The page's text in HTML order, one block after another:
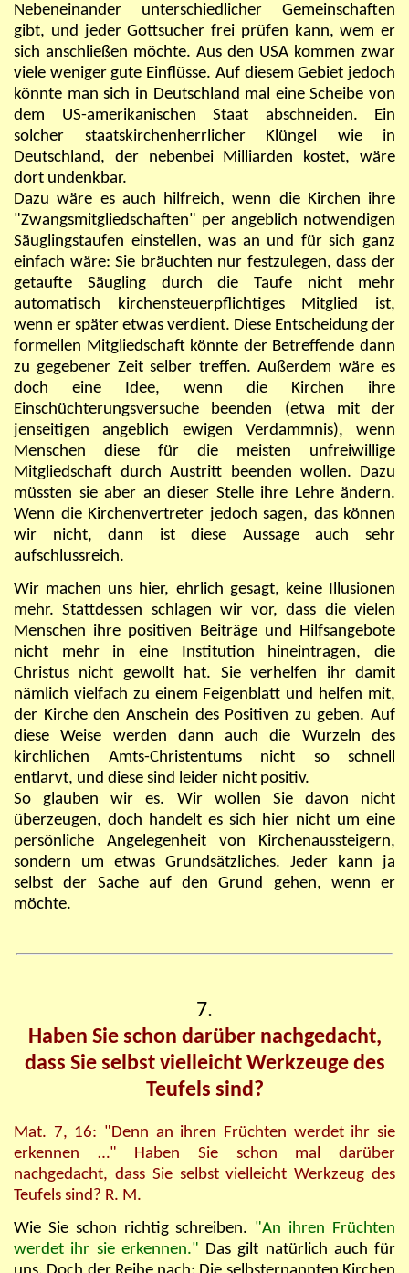
Nebeneinander unterschiedlicher Gemeinschaften
gibt, und jeder Gottsucher frei prüfen kann, wem er
sich anschließen möchte. Aus den USA kommen zwar
viele weniger gute Einflüsse. Auf diesem Gebiet jedoch
könnte man sich in Deutschland mal eine Scheibe von
dem US-amerikanischen Staat abschneiden. Ein
solcher staatskirchenherrlicher Klüngel wie in
Deutschland, der nebenbei Milliarden kostet, wäre
dort undenkbar.
Dazu wäre es auch hilfreich, wenn die Kirchen ihre
"Zwangsmitgliedschaften" per angeblich notwendigen
Säuglingstaufen einstellen, was an und für sich ganz
einfach wäre: Sie bräuchten nur festzulegen, dass der
getaufte Säugling durch die Taufe nicht mehr
automatisch kirchensteuerpflichtiges Mitglied ist,
wenn er später etwas verdient. Diese Entscheidung der
formellen Mitgliedschaft könnte der Betreffende dann
zu gegebener Zeit selber treffen. Außerdem wäre es
doch eine Idee, wenn die Kirchen ihre
Einschüchterungsversuche beenden (etwa mit der
jenseitigen angeblich ewigen Verdammnis), wenn
Menschen diese für die meisten unfreiwillige
Mitgliedschaft durch Austritt beenden wollen. Dazu
müssten sie aber an dieser Stelle ihre Lehre ändern.
Wenn die Kirchenvertreter jedoch sagen, das können
wir nicht, dann ist diese Aussage auch sehr
aufschlussreich.
Wir machen uns hier, ehrlich gesagt, keine Illusionen
mehr. Stattdessen schlagen wir vor, dass die vielen
Menschen ihre positiven Beiträge und Hilfsangebote
nicht mehr in eine Institution hineintragen, die
Christus nicht gewollt hat. Sie verhelfen ihr damit
nämlich vielfach zu einem Feigenblatt und helfen mit,
der Kirche den Anschein des Positiven zu geben. Auf
diese Weise werden dann auch die Wurzeln des
kirchlichen Amts-Christentums nicht so schnell
entlarvt, und diese sind leider nicht positiv.
So glauben wir es. Wir wollen Sie davon nicht
überzeugen, doch handelt es sich hier nicht um eine
persönliche Angelegenheit von Kirchenaussteigern,
sondern um etwas Grundsätzliches. Jeder kann ja
selbst der Sache auf den Grund gehen, wenn er
möchte.
7.
Haben Sie schon darüber nachgedacht,
dass Sie selbst vielleicht Werkzeuge des
Teufels sind?
Mat. 7, 16: "Denn an ihren Früchten werdet ihr sie
erkennen …" Haben Sie schon mal darüber
nachgedacht, dass Sie selbst vielleicht Werkzeug des
Teufels sind? R. M.
Wie Sie schon richtig schreiben. "An ihren Früchten
werdet ihr sie erkennen." Das gilt natürlich auch für